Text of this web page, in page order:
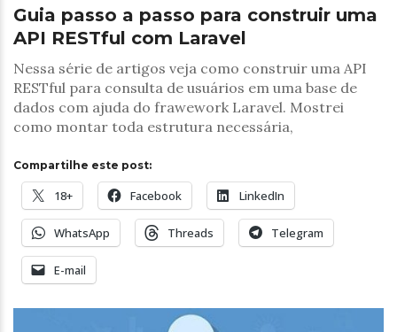
Guia passo a passo para construir uma
API RESTful com Laravel
Nessa série de artigos veja como construir uma API
RESTful para consulta de usuários em uma base de
dados com ajuda do frawework Laravel. Mostrei
como montar toda estrutura necessária,
Compartilhe este post:
18+ Facebook LinkedIn
WhatsApp Threads Telegram
E-mail